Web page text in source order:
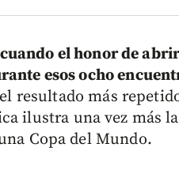
el honor de
esos ocho
resultado más
ilustra una vez más la
Copa del Mundo.